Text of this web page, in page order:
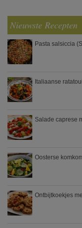
Nieuwste Recepten
Pasta salsiccia
Italiaanse
Salade caprese
Oosterse
Ontbijtkoekjes